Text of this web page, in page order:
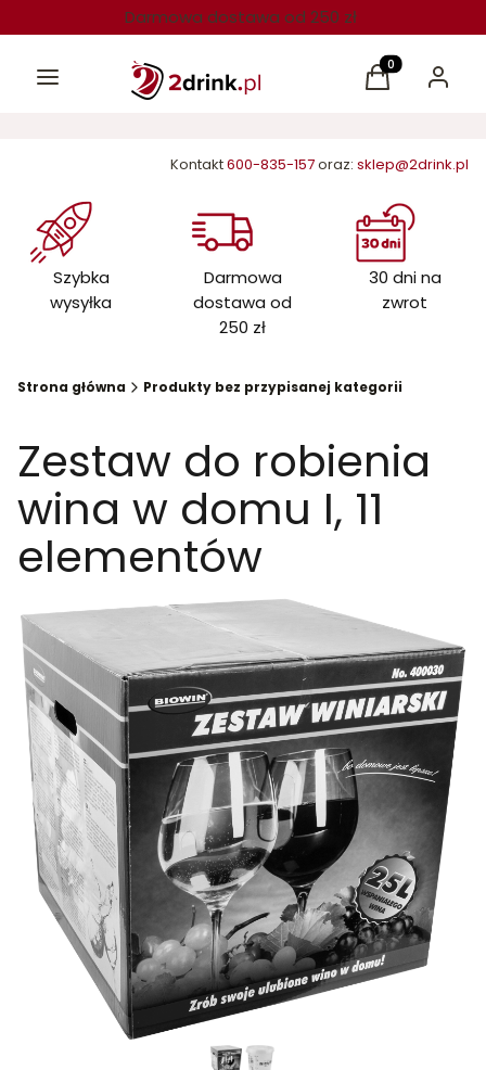
Darmowa dostawa od 250 zł
Menu Produkty w
Koszyk Zaloguj
Kontakt600-835-157oraz: sklep@2drink.pl
Szybka
wysyłka
Darmowa
dostawa od
250 zł
30 dni na
zwrot
Strona główna Produkty bez przypisanej kategorii
Zestaw do robienia
wina w domu I, 11
elementów